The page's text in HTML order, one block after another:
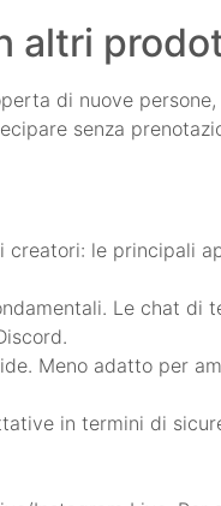
altri
di nuove
senza
le principali
Le chat di
Meno adatto per
in termini di